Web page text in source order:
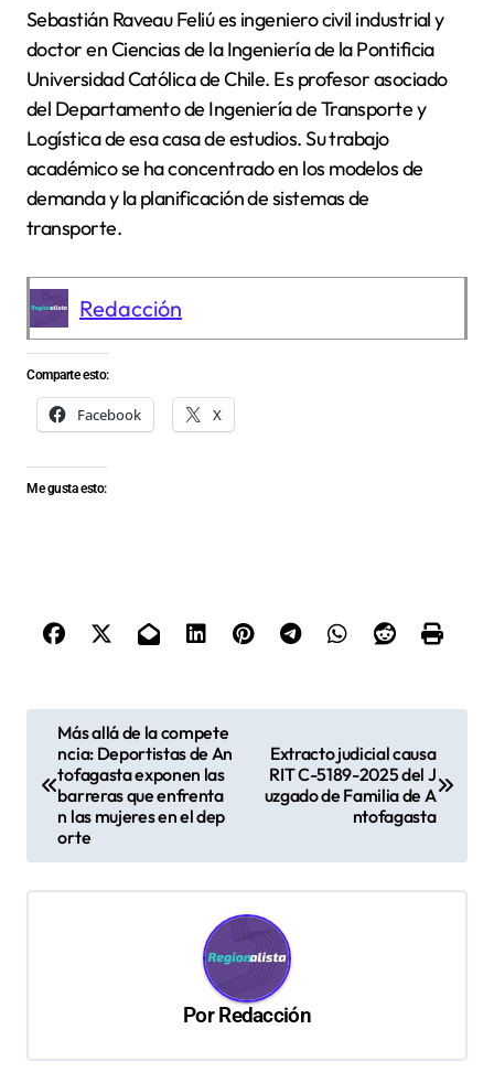
Sebastián Raveau Feliú es ingeniero civil industrial y
doctor en Ciencias de la Ingeniería de la Pontificia
Universidad Católica de Chile. Es profesor asociado
del Departamento de Ingeniería de Transporte y
Logística de esa casa de estudios. Su trabajo
académico se ha concentrado en los modelos de
demanda y la planificación de sistemas de
transporte.
Redacción
Comparte esto:
Facebook X
Me gusta esto:
g
n
Más allá de la compete
ncia: Deportistas de An
tofagasta exponen las
barreras que enfrenta
n las mujeres en el dep
orte
Extracto judicial causa
RIT C-5189-2025 del J
uzgado de Familia de A
ntofagasta
PorRedacción